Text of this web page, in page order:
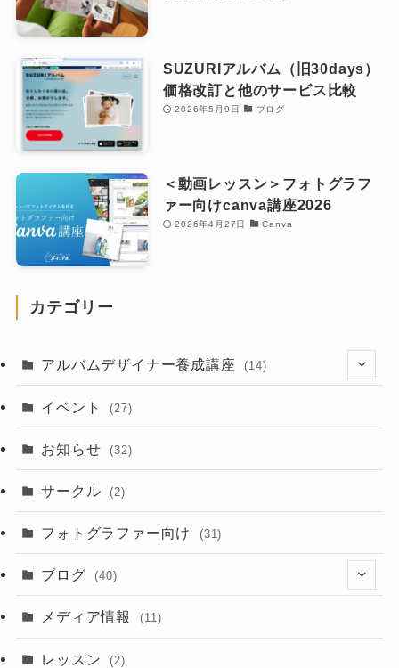
SUZURIアルバム（旧30days）
価格改訂と他のサービス比較
2026年5月9日 ブログ
＜動画レッスン＞フォトグラフ
ァー向けcanva講座2026
2026年4月27日 Canva
カテゴリー
アルバムデザイナー養成講座 (14)
イベント (27)
お知らせ (32)
サークル (2)
フォトグラファー向け (31)
ブログ (40)
(2)
メディア情報 (11)
レッスン (2)